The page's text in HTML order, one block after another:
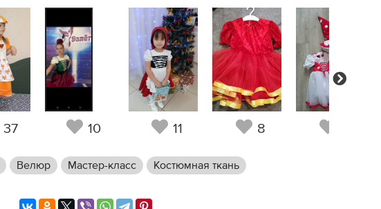
37 10 11 8
Next
Велюр Мастер-класс Костюмная ткань